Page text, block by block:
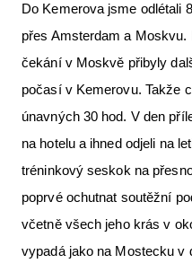
Do Kemerova jsme odlétali
přes Amsterdam a
čekání v Moskvě přibyly
počasí v Kemerovu. Takže
únavných 30 hod. V den
na hotelu a ihned odjeli na
tréninkový seskok na
poprvé ochutnat soutěžní
včetně všech jeho krás v
vypadá jako na Mostecku v